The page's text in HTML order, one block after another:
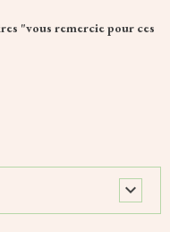
"vous remercie pour ces